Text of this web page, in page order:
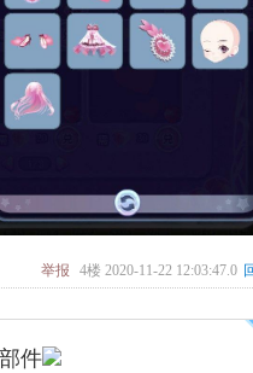
举报 4楼 2020-11-22 12:03:47.0
件